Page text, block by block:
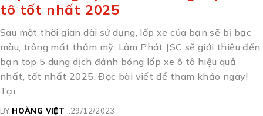
tô tốt nhất 2025
Sau một thời gian dài sử dụng, lốp xe của bạn sẽ bị bạc
màu, trông mất thẩm mỹ. Lâm Phát JSC sẽ giới thiệu đến
bạn top 5 dung dịch đánh bóng lốp xe ô tô hiệu quả
nhất, tốt nhất 2025. Đọc bài viết để tham khảo ngay!
Tại
BY HOÀNG VIỆT 29/12/2023